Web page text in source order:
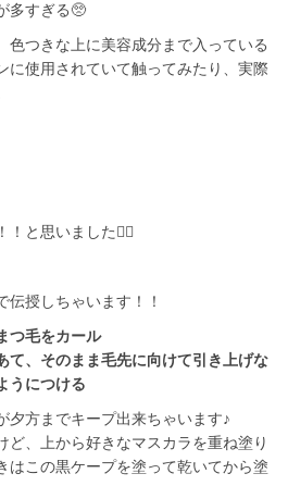
多すぎる🥺
色つきな上に美容成分まで入っている
に使用されていて触ってみたり、実際
と思いました✊🏻
授しちゃいます！！
つ毛をカール
、そのまま毛先に向けて引き上げな
うにつける
夕方までキープ出来ちゃいます♪
ど、上から好きなマスカラを重ね塗り
はこの黒ケープを塗って乾いてから塗